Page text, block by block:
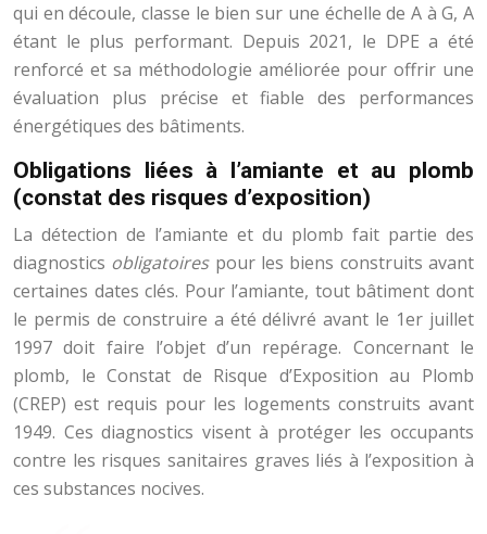
qui en découle, classe le bien sur une échelle de A à G, A
étant le plus performant. Depuis 2021, le DPE a été
renforcé et sa méthodologie améliorée pour offrir une
évaluation plus précise et fiable des performances
énergétiques des bâtiments.
Obligations liées à l’amiante et au plomb
(constat des risques d’exposition)
La détection de l’amiante et du plomb fait partie des
diagnostics obligatoires pour les biens construits avant
certaines dates clés. Pour l’amiante, tout bâtiment dont
le permis de construire a été délivré avant le 1er juillet
1997 doit faire l’objet d’un repérage. Concernant le
plomb, le Constat de Risque d’Exposition au Plomb
(CREP) est requis pour les logements construits avant
1949. Ces diagnostics visent à protéger les occupants
contre les risques sanitaires graves liés à l’exposition à
ces substances nocives.